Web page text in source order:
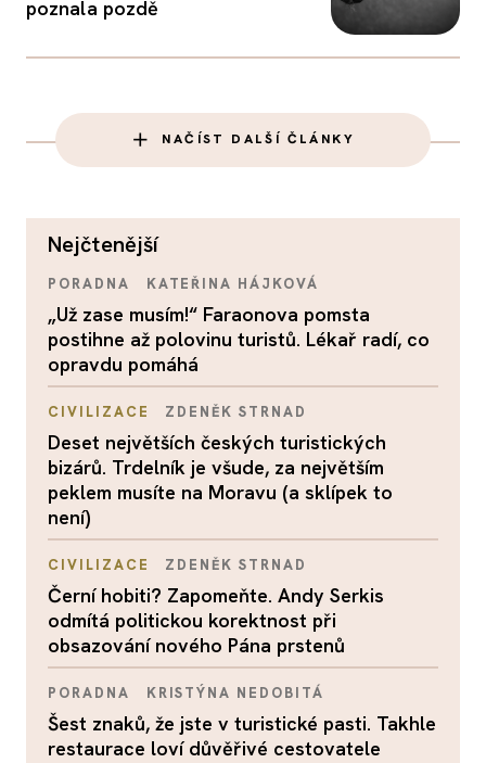
poznala pozdě
NAČÍST DALŠÍ ČLÁNKY
nejčtenější
PORADNA KATEŘINA HÁJKOVÁ
„Už zase musím!“ Faraonova pomsta
postihne až polovinu turistů. Lékař radí, co
opravdu pomáhá
CIVILIZACE ZDENĚK STRNAD
Deset největších českých turistických
bizárů. Trdelník je všude, za největším
peklem musíte na Moravu (a sklípek to
není)
CIVILIZACE ZDENĚK STRNAD
Černí hobiti? Zapomeňte. Andy Serkis
odmítá politickou korektnost při
obsazování nového Pána prstenů
PORADNA KRISTÝNA NEDOBITÁ
Šest znaků, že jste v turistické pasti. Takhle
restaurace loví důvěřivé cestovatele